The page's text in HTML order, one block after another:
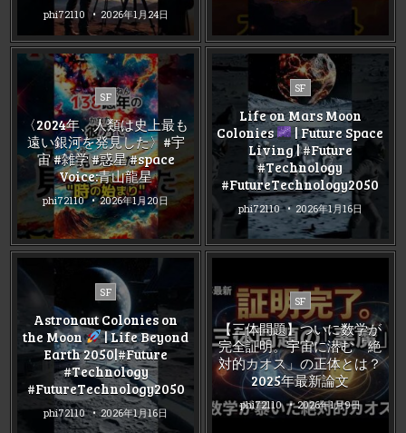
phi72110 2026年1月24日
Posted
in
SF
〈2024年、人類は史上最も
遠い銀河を発見した〉#宇
宙 #雑学 #惑星 #space
Voice:青山龍星
phi72110 2026年1月20日
Posted
in
SF
Life on Mars Moon
Colonies
| Future Space
Living | #Future
#Technology
#FutureTechnology2050
phi72110 2026年1月16日
Posted
SF
Astronaut Colonies on
the Moon
| Life Beyond
Earth 2050|#Future
#Technology
#FutureTechnology2050
phi72110 2026年1月16日
Posted
in
SF
【三体問題】ついに数学が
完全証明。宇宙に潜む「絶
対的カオス」の正体とは？
2025年最新論文
phi72110 2026年1月9日